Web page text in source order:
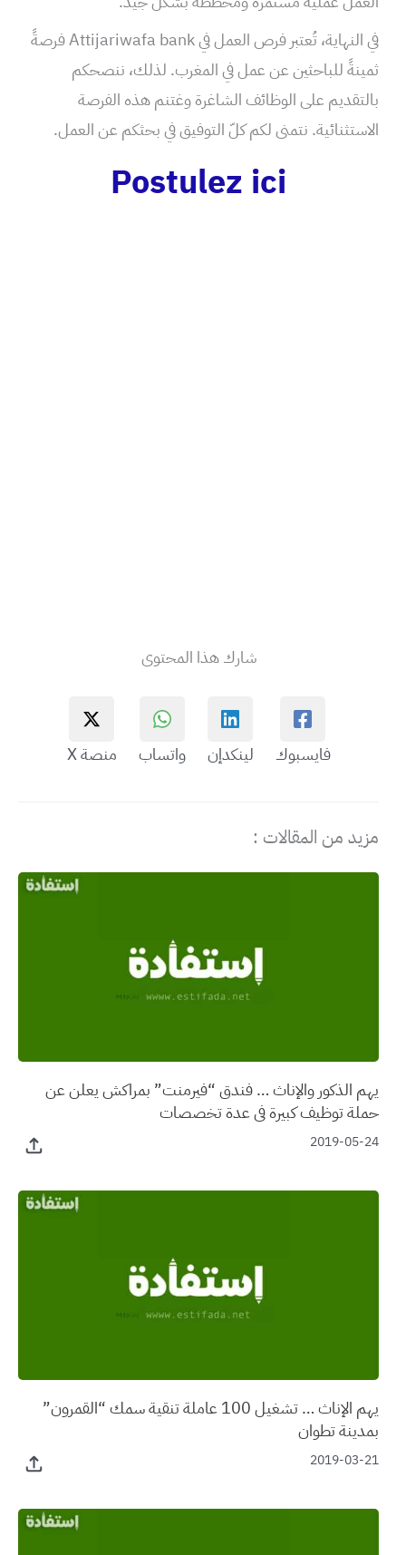
في النهاية، تُعتبر فرص العمل في Attijariwafa bank فرصةً
ثمينةً للباحثين عن عمل في المغرب. لذلك، ننصحكم
بالتقديم على الوظائف الشاغرة وغتنم هذه الفرصة
الاستثنائية. نتمنى لكم كلّ التوفيق في بحثكم عن العمل.
Postulez ici
شارك هذا المحتوى
فايسبوك لينكدإن واتساب منصة X
مزيد من المقالات :
يهم الذكور والإناث … فندق “فيرمنت” بمراكش يعلن عن
حملة توظيف كبيرة في عدة تخصصات
2019-05-24
يهم الإناث … تشغيل 100 عاملة تنقية سمك “القمرون”
بمدينة تطوان
2019-03-21